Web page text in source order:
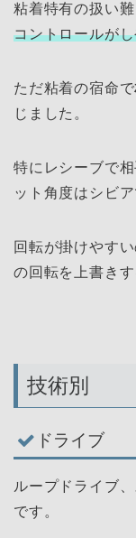
粘着特有の扱い
コントロールが
ただ粘着の宿命で
じました。
特にレシーブで
ット角度はシビア
回転が掛けやす
の回転を上書き
技術別
ドライブ
ループドライブ
です。